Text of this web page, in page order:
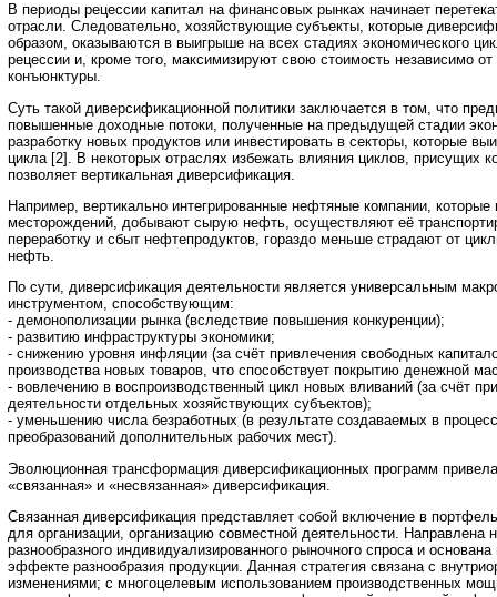
В периоды рецессии капитал на финансовых рынках начинает
отрасли. Следовательно, хозяйствующие субъекты, которые
образом, оказываются в выигрыше на всех стадиях экономического
рецессии и, кроме того, максимизируют свою стоимость независимо от
конъюнктуры.
Суть такой диверсификационной политики заключается в том, что
повышенные доходные потоки, полученные на предыдущей стадии
разработку новых продуктов или инвестировать в секторы, которые
цикла [2]. В некоторых отраслях избежать влияния циклов, присущих
позволяет вертикальная диверсификация.
Например, вертикально интегрированные нефтяные компании, которые
месторождений, добывают сырую нефть, осуществляют её
переработку и сбыт нефтепродуктов, гораздо меньше страдают от
нефть.
По сути, диверсификация деятельности является универсальным
инструментом, способствующим:
- демонополизации рынка (вследствие повышения конкуренции);
- развитию инфраструктуры экономики;
- снижению уровня инфляции (за счёт привлечения свободных
производства новых товаров, что способствует покрытию денежной
- вовлечению в воспроизводственный цикл новых вливаний (за счёт
деятельности отдельных хозяйствующих субъектов);
- уменьшению числа безработных (в результате создаваемых в
преобразований дополнительных рабочих мест).
Эволюционная трансформация диверсификационных программ
«связанная» и «несвязанная» диверсификация.
Связанная диверсификация представляет собой включение в
для организации, организацию совместной деятельности. Направлена
разнообразного индивидуализированного рыночного спроса и
эффекте разнообразия продукции. Данная стратегия связана с
изменениями; с многоцелевым использованием производственных